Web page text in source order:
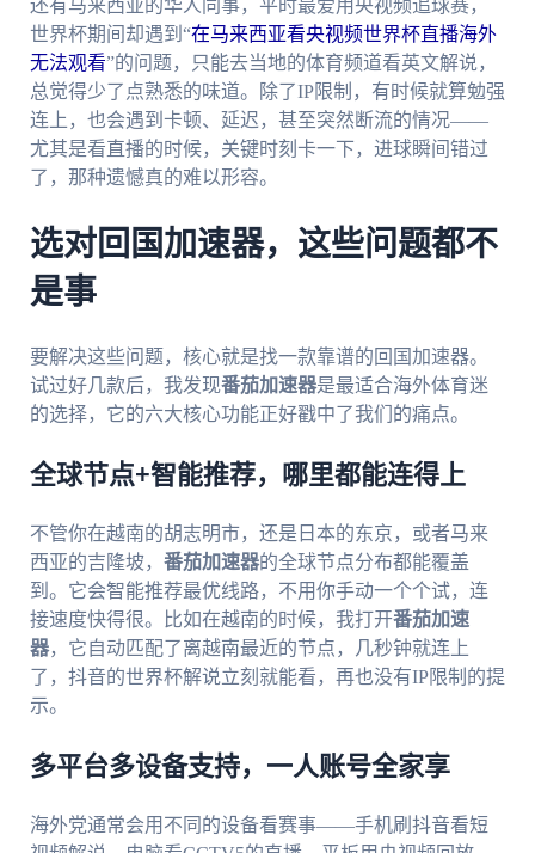
还有马来西亚的华人同事，平时最爱用央视频追球赛，
世界杯期间却遇到“在马来西亚看央视频世界杯直播海外
无法观看”的问题，只能去当地的体育频道看英文解说，
总觉得少了点熟悉的味道。除了IP限制，有时候就算勉强
连上，也会遇到卡顿、延迟，甚至突然断流的情况——
尤其是看直播的时候，关键时刻卡一下，进球瞬间错过
了，那种遗憾真的难以形容。
选对回国加速器，这些问题都不
是事
要解决这些问题，核心就是找一款靠谱的回国加速器。
试过好几款后，我发现番茄加速器是最适合海外体育迷
的选择，它的六大核心功能正好戳中了我们的痛点。
全球节点+智能推荐，哪里都能连得上
不管你在越南的胡志明市，还是日本的东京，或者马来
西亚的吉隆坡， 番茄加速器的全球节点分布都能覆盖
到。它会智能推荐最优线路，不用你手动一个个试，连
接速度快得很。比如在越南的时候，我打开番茄加速
器，它自动匹配了离越南最近的节点，几秒钟就连上
了，抖音的世界杯解说立刻就能看，再也没有IP限制的提
示。
多平台多设备支持，一人账号全家享
海外党通常会用不同的设备看赛事——手机刷抖音看短